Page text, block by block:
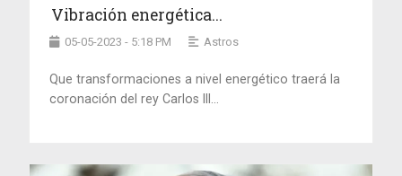
Vibración energética...
05-05-2023 - 5:18 PM Astros
Que transformaciones a nivel energético traerá la
coronación del rey Carlos III...